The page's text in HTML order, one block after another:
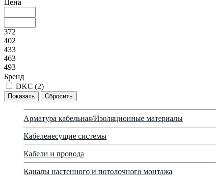
Цена
372
402
433
463
493
Бренд
DKC (2)
Арматура кабельная/Изоляционные материалы
Кабеленесущие системы
Кабели и провода
Каналы настенного и потолочного монтажа